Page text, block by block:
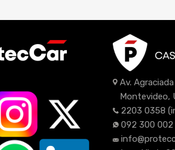
Av.
Montevideo,
2203 0358
092 300 002